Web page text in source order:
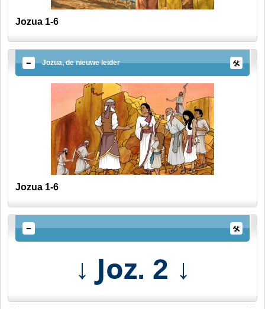
Jozua 1-6
Jozua, de nieuwe leider
Jozua 1-6
↓ Joz. 2 ↓